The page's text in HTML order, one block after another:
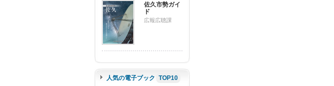
佐久市勢ガイ
ド
広報広聴課
人気の電子ブック TOP10